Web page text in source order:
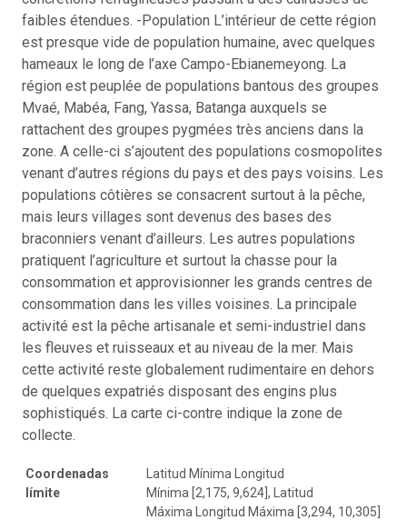
faibles étendues. -Population L’intérieur de cette région
est presque vide de population humaine, avec quelques
hameaux le long de l’axe Campo-Ebianemeyong. La
région est peuplée de populations bantous des groupes
Mvaé, Mabéa, Fang, Yassa, Batanga auxquels se
rattachent des groupes pygmées très anciens dans la
zone. A celle-ci s’ajoutent des populations cosmopolites
venant d’autres régions du pays et des pays voisins. Les
populations côtières se consacrent surtout à la pêche,
mais leurs villages sont devenus des bases des
braconniers venant d’ailleurs. Les autres populations
pratiquent l’agriculture et surtout la chasse pour la
consommation et approvisionner les grands centres de
consommation dans les villes voisines. La principale
activité est la pêche artisanale et semi-industriel dans
les fleuves et ruisseaux et au niveau de la mer. Mais
cette activité reste globalement rudimentaire en dehors
de quelques expatriés disposant des engins plus
sophistiqués. La carte ci-contre indique la zone de
collecte.
Coordenadas
límite
Latitud Mínima Longitud
Mínima [2,175, 9,624], Latitud
Máxima Longitud Máxima [3,294, 10,305]